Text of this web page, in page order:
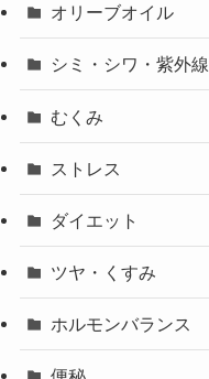
オリーブオイル
シミ・シワ・紫外線
むくみ
ストレス
ダイエット
ツヤ・くすみ
ホルモンバランス